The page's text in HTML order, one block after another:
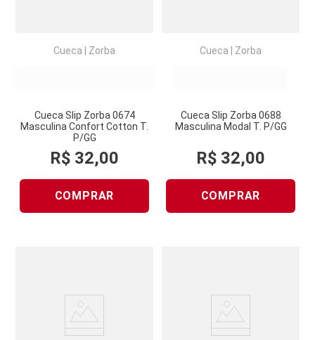
Cueca Zorba
Cueca Slip Zorba 0674
Masculina Confort Cotton T.
P/GG
R$ 32,00
COMPRAR
Cueca Zorba
Cueca Slip Zorba 0688
Masculina Modal T. P/GG
R$ 32,00
COMPRAR